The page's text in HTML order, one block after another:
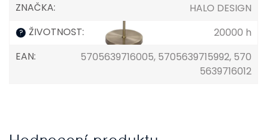
ZNAČKA: HALO DESIGN
? ŽIVOTNOST:
20000 h
EAN:
5705639716005, 5705639715992, 570
5639716012